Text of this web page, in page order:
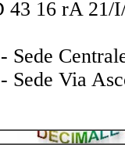
16 rA 21/
Sede
Sede Via